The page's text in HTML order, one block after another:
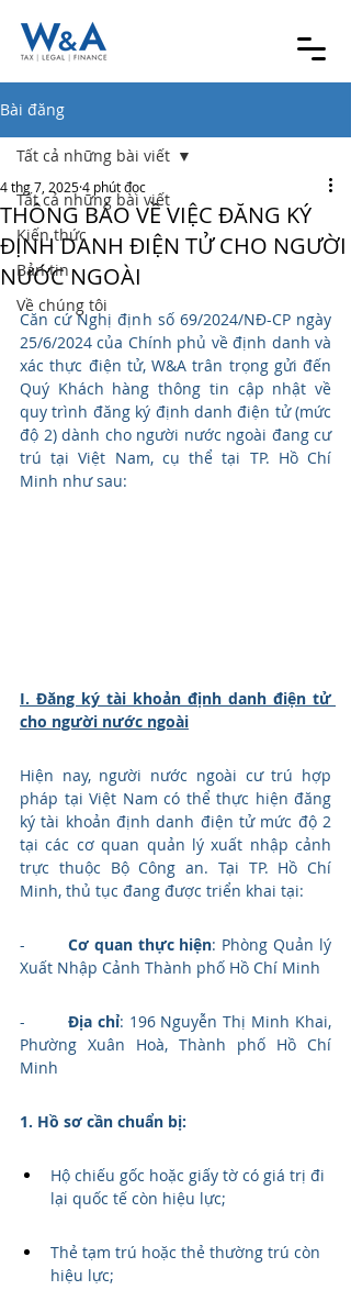
Bài đăng
Tất cả những bài viết
Kiến thức
Bản tin
Về chúng tôi
Tất cả những bài viết
THÔNG BÁO VỀ VIỆC ĐĂNG KÝ
ĐỊNH DANH ĐIỆN TỬ CHO NGƯỜI
NƯỚC NGOÀI
4 thg 7, 20254 phút đọc
Căn cứ Nghị định số 69/2024/NĐ-CP ngày
25/6/2024 của Chính phủ về định danh và
xác thực điện tử, W&A trân trọng gửi đến
Quý Khách hàng thông tin cập nhật về
quy trình đăng ký định danh điện tử (mức
độ 2) dành cho người nước ngoài đang cư
trú tại Việt Nam, cụ thể tại TP. Hồ Chí
Minh như sau:
I. Đăng ký tài khoản định danh điện tử
cho người nước ngoài
Hiện nay, người nước ngoài cư trú hợp
pháp tại Việt Nam có thể thực hiện đăng
ký tài khoản định danh điện tử mức độ 2
tại các cơ quan quản lý xuất nhập cảnh
trực thuộc Bộ Công an. Tại TP. Hồ Chí
Minh, thủ tục đang được triển khai tại:
- Cơ quan thực hiện: Phòng Quản lý
Xuất Nhập Cảnh Thành phố Hồ Chí Minh
- Địa chỉ: 196 Nguyễn Thị Minh Khai,
Phường Xuân Hoà, Thành phố Hồ Chí
Minh
1. Hồ sơ cần chuẩn bị:
Hộ chiếu gốc hoặc giấy tờ có giá trị đi
lại quốc tế còn hiệu lực;
Thẻ tạm trú hoặc thẻ thường trú còn
hiệu lực;